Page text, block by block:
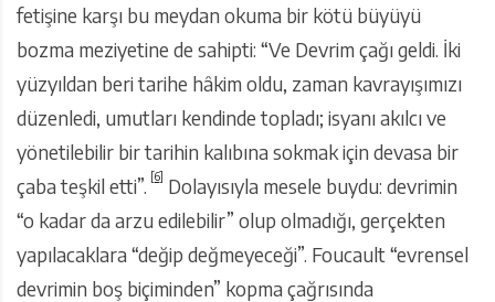
fetişine karşı bu meydan okuma bir kötü büyüyü
bozma meziyetine de sahipti: “Ve Devrim çağı geldi. İki
yüzyıldan beri tarihe hâkim oldu, zaman kavrayışımızı
düzenledi, umutları kendinde topladı; isyanı akılcı ve
yönetilebilir bir tarihin kalıbına sokmak için devasa bir
çaba teşkil etti”. [6] Dolayısıyla mesele buydu: devrimin
“o kadar da arzu edilebilir” olup olmadığı, gerçekten
yapılacaklara “değip değmeyeceği”. Foucault “evrensel
devrimin boş biçiminden” kopma çağrısında